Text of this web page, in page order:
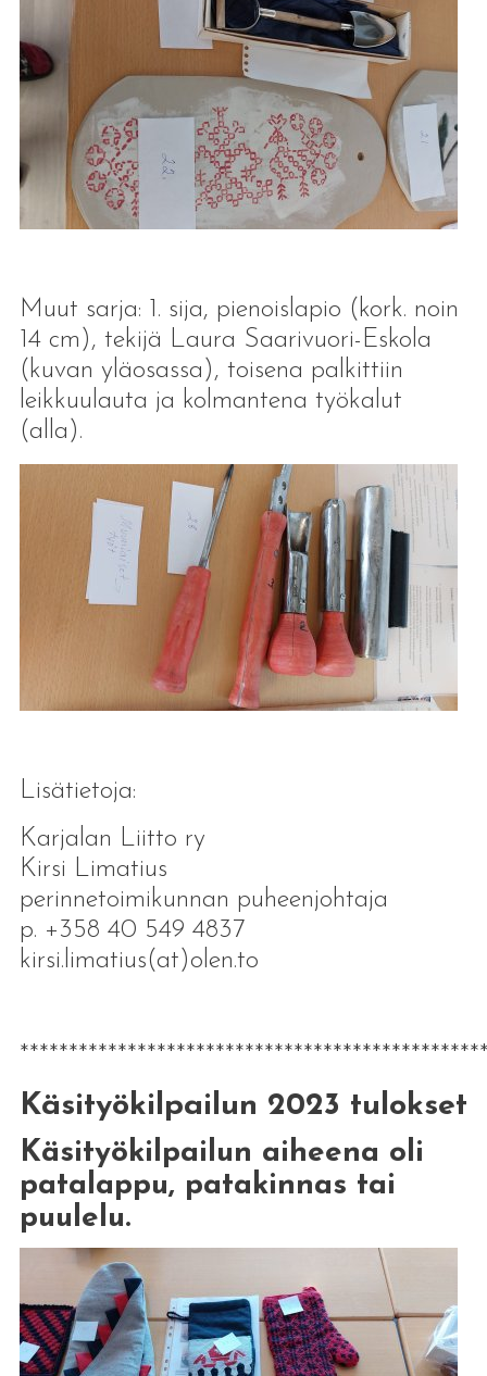
Muut sarja: 1. sija, pienoislapio (kork. noin
14 cm), tekijä Laura Saarivuori-Eskola
(kuvan yläosassa), toisena palkittiin
leikkuulauta ja kolmantena työkalut
(alla).
Lisätietoja:
Karjalan Liitto ry
Kirsi Limatius
perinnetoimikunnan puheenjohtaja
p. +358 40 549 4837
kirsi.limatius(at)olen.to
Käsityökilpailun 2023 tulokset
Käsityökilpailun aiheena oli
patalappu, patakinnas tai
puulelu.